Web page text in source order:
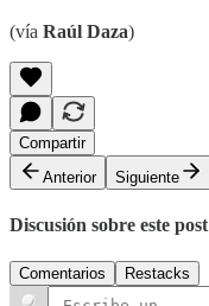
(vía Raúl Daza)
Compartir
Anterior
Siguiente
Discusión sobre este post
Comentarios Restacks